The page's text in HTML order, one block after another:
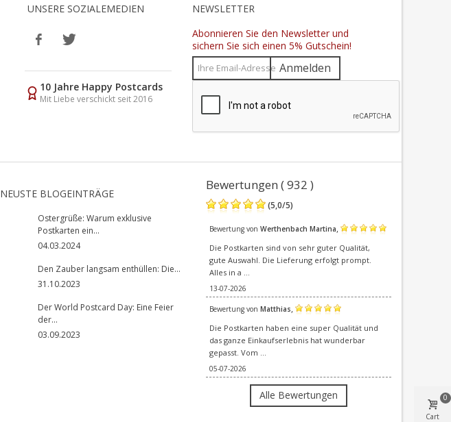
UNSERE SOZIALEMEDIEN
10 Jahre Happy Postcards
Mit Liebe verschickt seit 2016
NEWSLETTER
Abonnieren Sie den Newsletter und
sichern Sie sich einen 5% Gutschein!
Anmelden
NEUSTE BLOGEINTRÄGE
Ostergrüße: Warum exklusive
Postkarten ein...
04.03.2024
Den Zauber langsam enthüllen: Die...
31.10.2023
Der World Postcard Day: Eine Feier
der...
03.09.2023
Bewertungen ( 932 )
(5,0/5)
Bewertung von Werthenbach Martina,
Die Postkarten sind von sehr guter Qualität,
gute Auswahl. Die Lieferung erfolgt prompt.
Alles in a ...
13-07-2026
Bewertung von Matthias,
Die Postkarten haben eine super Qualität und
das ganze Einkaufserlebnis hat wunderbar
gepasst. Vom ...
05-07-2026
Alle Bewertungen
Cart
0